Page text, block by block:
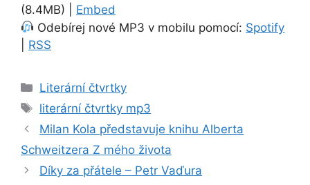
(8.4MB) | Embed
Odebírej nové MP3 v mobilu pomocí: Spotify
RSS
Rubriky
Literární čtvrtky
Štítky
literární čtvrtky mp3
Milan Kola představuje knihu Alberta
Schweitzera Z mého života
Díky za přátele – Petr Vaďura